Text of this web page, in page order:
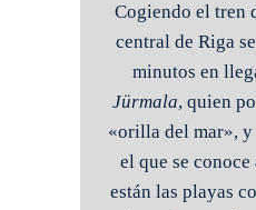
Cogiendo el tren
central de Riga
minutos en
Jürmala, quien
«orilla del mar», y
el que se
están las playas